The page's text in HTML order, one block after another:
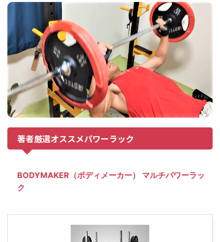
著者厳選オススメパワーラック
BODYMAKER（ボディメーカー） マルチパワーラッ
ク